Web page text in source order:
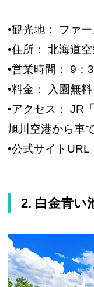
•観光地： ファー
•住所： 北海道
•営業時間： 9：
•料金： 入園無料
•アクセス： JR
旭川空港から車
•公式サイトURL
2. 白金青い